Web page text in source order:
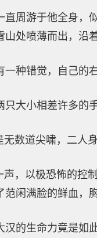
直周游于他全身，
处喷薄而出，沿
种错觉，自己的
只大小相差许多的
无数道尖啸，二人
声，以极恐怖的控
闲满脸的鲜血，
汉的生命力竟是如